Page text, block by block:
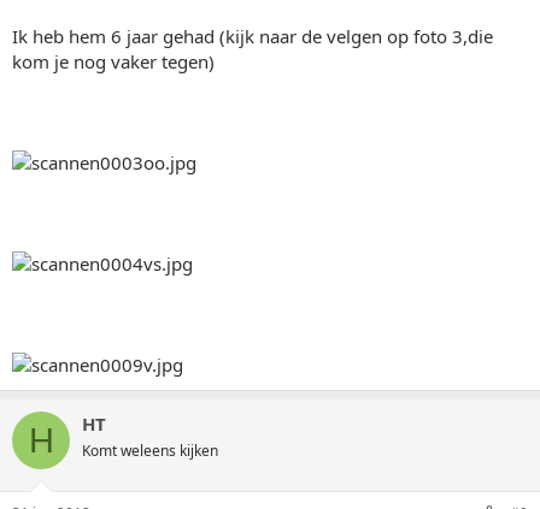
Ik heb hem 6 jaar gehad (kijk naar de velgen op foto 3,die
kom je nog vaker tegen)
H HT
Komt weleens kijken